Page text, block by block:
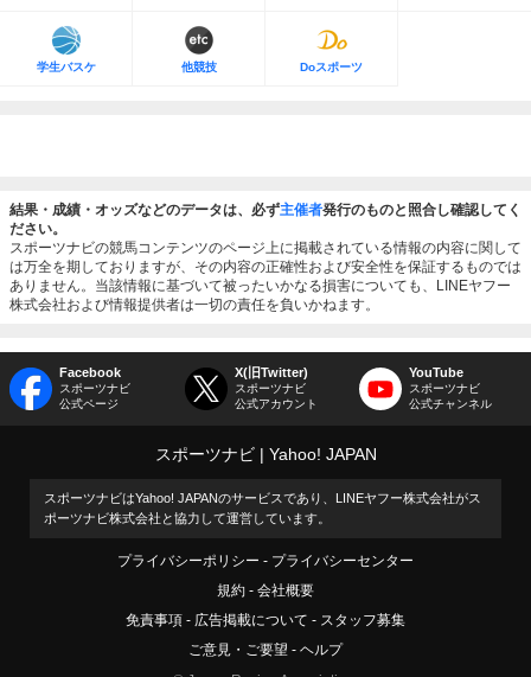
学生バスケ 他競技 Doスポーツ
結果・成績・オッズなどのデータは、必ず主催者発行のものと照合し確認してく
ださい。
スポーツナビの競馬コンテンツのページ上に掲載されている情報の内容に関して
は万全を期しておりますが、その内容の正確性および安全性を保証するものでは
ありません。当該情報に基づいて被ったいかなる損害についても、LINEヤフー
株式会社および情報提供者は一切の責任を負いかねます。
Facebook
スポーツナビ
公式ページ
X(旧Twitter)
スポーツナビ
公式アカウント
YouTube
スポーツナビ
公式チャンネル
スポーツナビ Yahoo! JAPAN
スポーツナビはYahoo! JAPANのサービスであり、LINEヤフー株式会社がス
ポーツナビ株式会社と協力して運営しています。
プライバシーポリシー
プライバシーセンター
規約
会社概要
免責事項
広告掲載について
スタッフ募集
ご意見・ご要望
ヘルプ